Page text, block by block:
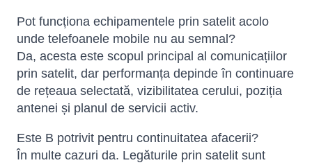
Pot funcționa echipamentele prin satelit acolo
unde telefoanele mobile nu au semnal?
Da, acesta este scopul principal al comunicațiilor
prin satelit, dar performanța depinde în continuare
de rețeaua selectată, vizibilitatea cerului, poziția
antenei și planul de servicii activ.
Este B potrivit pentru continuitatea afacerii?
În multe cazuri da. Legăturile prin satelit sunt